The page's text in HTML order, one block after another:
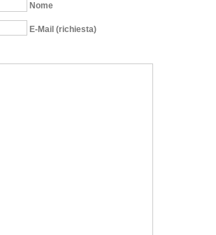
Nome
E-Mail (richiesta)